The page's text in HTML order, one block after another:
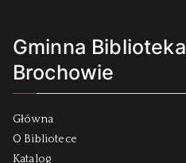
Gminna
Brochowie
Główna
O Bibliotece
Katalog